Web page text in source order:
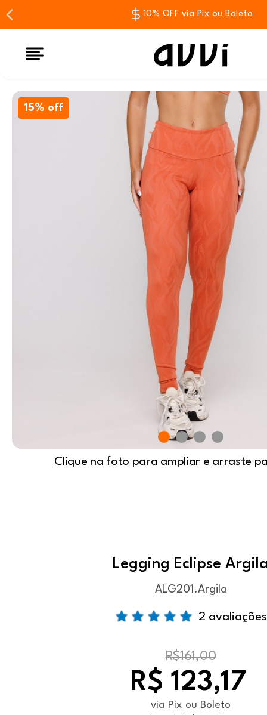
10% OFF via Pix ou Boleto
15% off
Clique na foto para ampliar e arraste
Legging Eclipse
ALG201.Argila
2 avaliações
R$161,00
R$ 123,17
via Pix ou Boleto